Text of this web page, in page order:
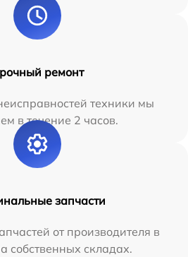
ремонт
техники мы
в течение 2 часов.
запчасти
от производителя в
собственных складах.